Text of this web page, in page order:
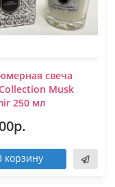
свеча
Musk
250 мл
корзину